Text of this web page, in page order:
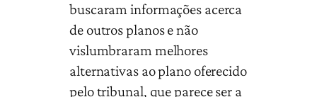
buscaram informações acerca
de outros planos e não
vislumbraram melhores
alternativas ao plano oferecido
pelo tribunal, que parece ser a